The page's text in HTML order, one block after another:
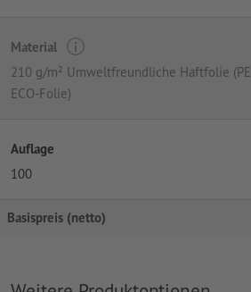
Material
210 g/m² Umweltfreundliche Haftfolie (PE
ECO-Folie)
Auflage
100
Basispreis (netto)